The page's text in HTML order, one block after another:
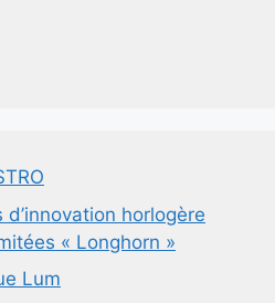
horlogère
« Longhorn »
Lum